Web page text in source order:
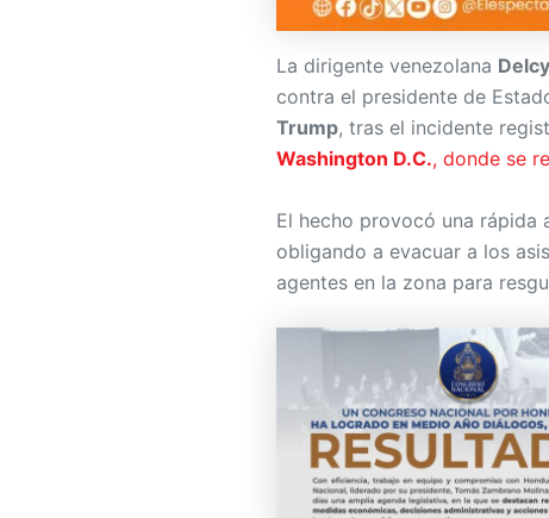
La dirigente venezolana
contra el presidente de
Trump, tras el incidente
Washington D.C., donde se
El hecho provocó una
obligando a evacuar a los
agentes en la zona para